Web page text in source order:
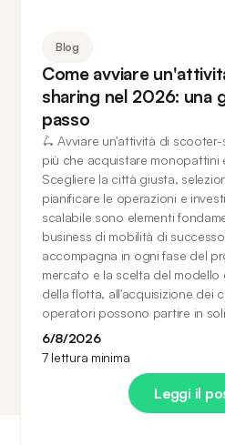
Blog
Come avviare
sharing nel 2026: una
passo
🛴 Avviare un'attività di
più che acquistare monopattini
Scegliere la città giusta,
pianificare le operazioni e
scalabile sono elementi
business di mobilità di
accompagna in ogni fase del
mercato e la scelta del modello
della flotta, all'acquisizione dei
operatori possono partire in
6/8/2026
7lettura minima
Leggi il